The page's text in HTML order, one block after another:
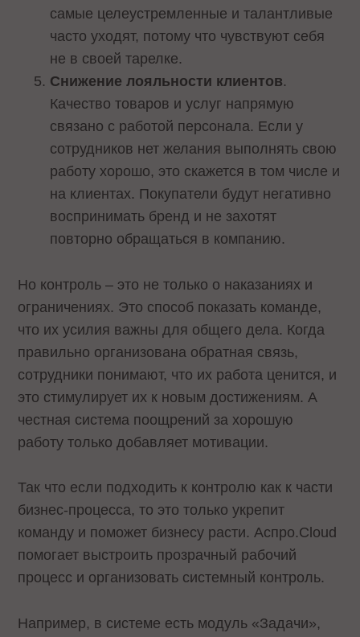
самые целеустремленные и талантливые
часто уходят, потому что чувствуют себя
не в своей тарелке.
Снижение лояльности клиентов.
Качество товаров и услуг напрямую
связано с работой персонала. Если у
сотрудников нет желания выполнять свою
работу хорошо, это скажется в том числе и
на клиентах. Покупатели будут негативно
воспринимать бренд и не захотят
повторно обращаться в компанию.
Но контроль – это не только о наказаниях и
ограничениях. Это способ показать команде,
что их усилия важны для общего дела. Когда
правильно организована обратная связь,
сотрудники понимают, что их работа ценится, и
это стимулирует их к новым достижениям. А
честная система поощрений за хорошую
работу только добавляет мотивации.
Так что если подходить к контролю как к части
бизнес-процесса, то это только укрепит
команду и поможет бизнесу расти. Аспро.Cloud
помогает выстроить прозрачный рабочий
процесс и организовать системный контроль.
Например, в системе есть модуль «Задачи‎»‎,